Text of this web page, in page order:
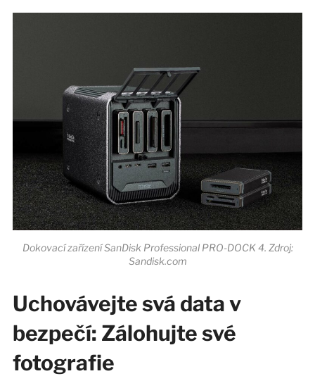
Dokovací zařízení SanDisk Professional PRO-DOCK 4. Zdroj:
Sandisk.com
Uchovávejte svá data v
bezpečí: Zálohujte své
fotografie